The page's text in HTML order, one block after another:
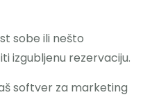
sobe ili nešto
izgubljenu rezervaciju.
softver za marketing